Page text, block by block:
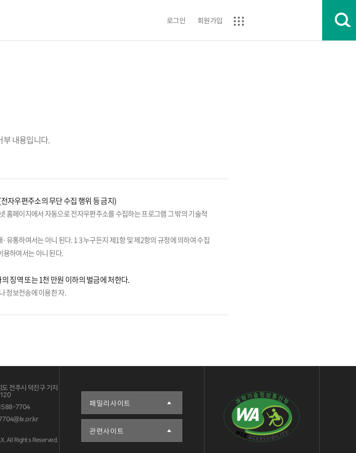
로그인 회원가입
내용입니다.
자우편주소의 무단 수집 행위 등 금지)
페이지에서 자동으로 전자우편주소를 수집하는 프로그램 그 밖의 기술적
통하여서는 아니 된다. 1 3 누구든지 제1항 및 제2항의 규정에 의하여 수집
용하여서는 아니 된다.
징역 또는 1천 만원 이하의 벌금에 처한다.
정보전송에 이용한 자.
전주시 덕진구 기지
7704
All Rights Reserved.